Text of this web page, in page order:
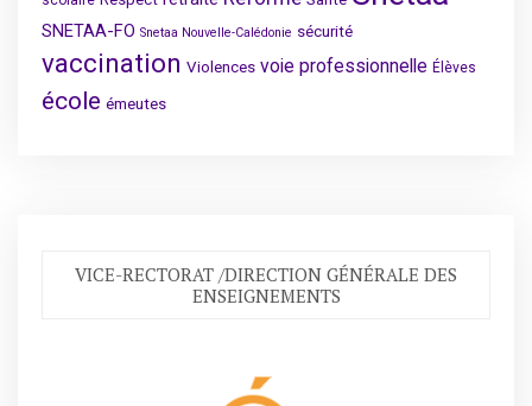
SNETAA-FO Snetaa Nouvelle-Calédonie sécurité
vaccination Violences voie professionnelle Élèves
école émeutes
VICE-RECTORAT /DIRECTION GÉNÉRALE DES
ENSEIGNEMENTS